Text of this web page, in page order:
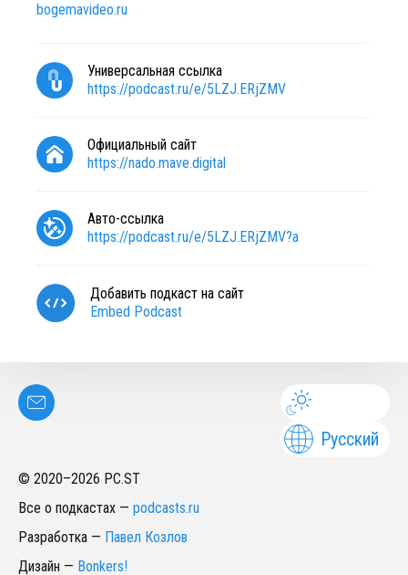
bogemavideo.ru
Универсальная ссылка
https://podcast.ru/e/5LZJ.ERjZMV
Официальный сайт
https://nado.mave.digital
Авто-ссылка
https://podcast.ru/e/5LZJ.ERjZMV?a
Добавить подкаст на сайт
Embed Podcast
Русский
© 2020–2026 PC.ST
Все о подкастах — podcasts.ru
Разработка — Павел Козлов
Дизайн — Bonkers!